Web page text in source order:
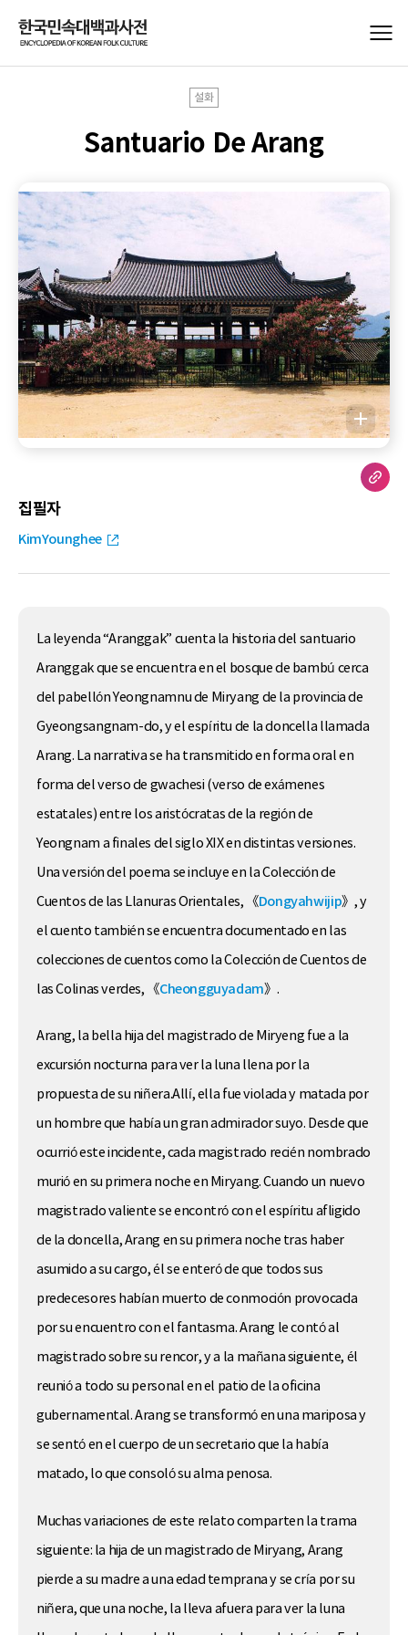
설화
Santuario De Arang
집필자
KimYounghee
La leyenda “Aranggak” cuenta la historia del santuario
Aranggak que se encuentra en el bosque de bambú cerca
del pabellón Yeongnamnu de Miryang de la provincia de
Gyeongsangnam-do, y el espíritu de la doncella llamada
Arang. La narrativa se ha transmitido en forma oral en
forma del verso de gwachesi (verso de exámenes
estatales) entre los aristócratas de la región de
Yeongnam a finales del siglo XIX en distintas versiones.
Una versión del poema se incluye en la Colección de
Cuentos de las Llanuras Orientales, 《Dongyahwijip》, y
el cuento también se encuentra documentado en las
colecciones de cuentos como la Colección de Cuentos de
las Colinas verdes, 《Cheongguyadam》.
Arang, la bella hija del magistrado de Miryeng fue a la
excursión nocturna para ver la luna llena por la
propuesta de su niñera.Allí, ella fue violada y matada por
un hombre que había un gran admirador suyo. Desde que
ocurrió este incidente, cada magistrado recién nombrado
murió en su primera noche en Miryang. Cuando un nuevo
magistrado valiente se encontró con el espíritu afligido
de la doncella, Arang en su primera noche tras haber
asumido a su cargo, él se enteró de que todos sus
predecesores habían muerto de conmoción provocada
por su encuentro con el fantasma. Arang le contó al
magistrado sobre su rencor, y a la mañana siguiente, él
reunió a todo su personal en el patio de la oficina
gubernamental. Arang se transformó en una mariposa y
se sentó en el cuerpo de un secretario que la había
matado, lo que consoló su alma penosa.
Muchas variaciones de este relato comparten la trama
siguiente: la hija de un magistrado de Miryang, Arang
pierde a su madre a una edad temprana y se cría por su
niñera, que una noche, la lleva afuera para ver la luna